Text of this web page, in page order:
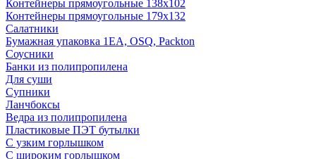
Контейнеры прямоугольные 138х102
Контейнеры прямоугольные 179х132
Салатники
Бумажная упаковка 1ЕА, OSQ, Packton
Соусники
Банки из полипропилена
Для суши
Супники
Ланчбоксы
Ведра из полипропилена
Пластиковые ПЭТ бутылки
С узким горлышком
С широким горлышком